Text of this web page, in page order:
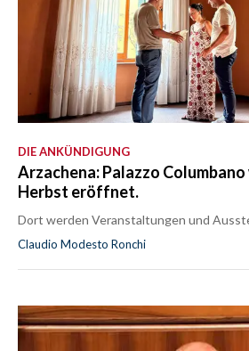
DIE ANKÜNDIGUNG
Arzachena: Palazzo
Herbst eröffnet.
Dort werden Veranstaltungen und
Claudio Modesto Ronchi